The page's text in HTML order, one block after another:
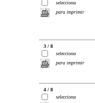
selecciona
para imprimir
3 / 8
selecciona
para imprimir
4 / 8
selecciona